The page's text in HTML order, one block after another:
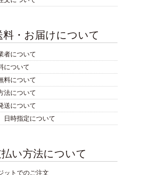
料・お届けについて
者について
について
料について
法について
送について
日時指定について
い方法について
ットでのご注文